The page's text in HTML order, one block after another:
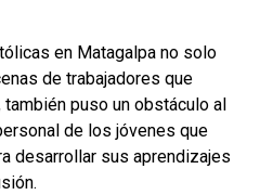
en Matagalpa no solo
de trabajadores que
puso un obstáculo al
de los jóvenes que
desarrollar sus aprendizajes